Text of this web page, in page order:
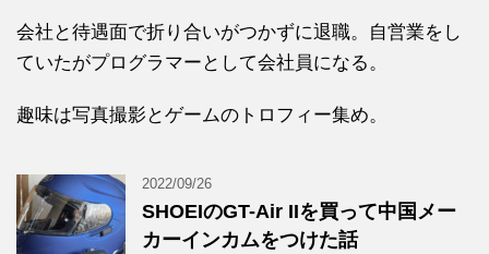
会社と待遇面で折り合いがつかずに退職。自営業をし
ていたがプログラマーとして会社員になる。
趣味は写真撮影とゲームのトロフィー集め。
2022/09/26
SHOEIのGT-Air IIを買って中国メー
カーインカムをつけた話